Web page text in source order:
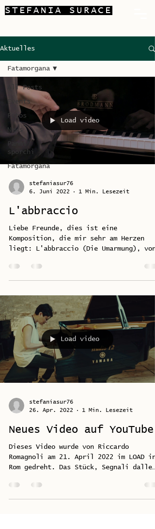
STEFANIA SURACE
Aktuelles
All Posts
Events
Fotos
News
Panni
sporchi
Fatamorgana
Fatamorgana
Load video
stefaniasur76
6. Juni 2022
1 Min. Lesezeit
L'abbraccio
Liebe Freunde, dies ist eine
Komposition, die mir sehr am Herzen
liegt: L'abbraccio (Die Umarmung), von
Load video
stefaniasur76
26. Apr. 2022
1 Min. Lesezeit
Neues Video auf YouTube!
Dieses Video wurde von Riccardo
Romagnoli am 21. April 2022 im LOAD in
Rom gedreht. Das Stück, Segnali dalle